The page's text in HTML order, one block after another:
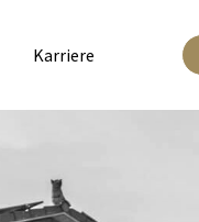
Karriere